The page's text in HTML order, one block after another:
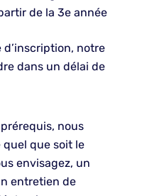
de la 3e année
d’inscription, notre
dans un délai de
nous
quel que soit le
envisagez, un
entretien de